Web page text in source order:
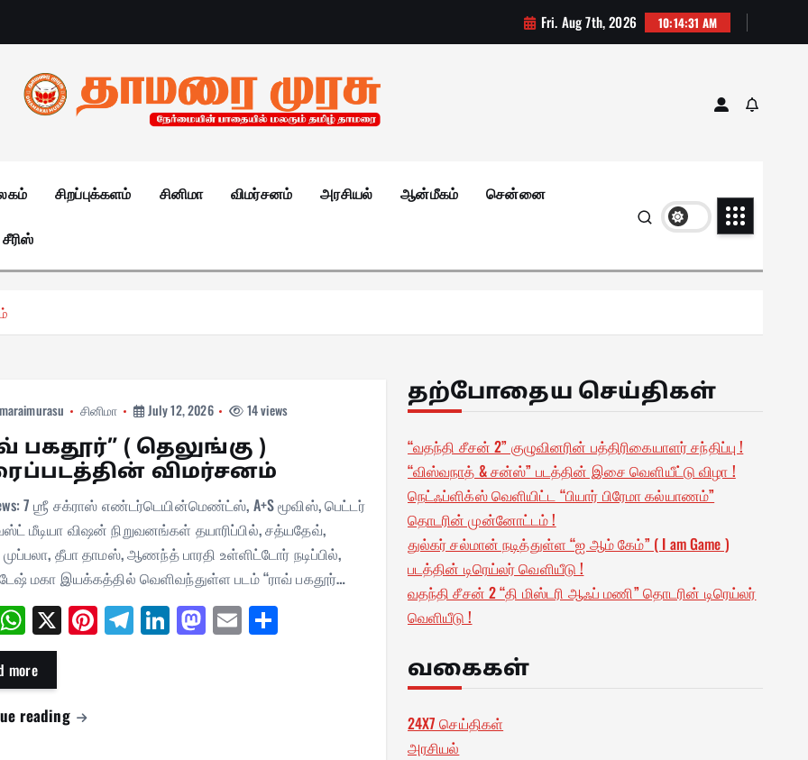
Fri. Aug 7th, 2026 10:14:33 AM
சிறப்புக்களம் சினிமா விமர்சனம் அரசியல் ஆன்மீகம் சென்னை
சினிமா July 12, 2026 14 views
பகதூர்” ( தெலுங்கு )
விமர்சனம்
7 ஶ்ரீ சக்ராஸ் எண்டர்டெயின்மெண்ட்ஸ், A+S மூவிஸ், பெட்டர்
மீடியா விஷன் நிறுவனங்கள் தயாரிப்பில், சத்யதேவ்,
தீபா தாமஸ், ஆணந்த் பாரதி உள்ளிட்டோர் நடிப்பில்,
மகா இயக்கத்தில் வெளிவந்துள்ள படம் “ராவ் பகதூர்…
W
ha
ts
A
pp
X Pi
nt
Te
le
Li
nk
M
as
E
m
more
reading
தற்போதைய செய்திகள்
“வதந்தி சீசன் 2” குழுவினரின் பத்திரிகையாளர் சந்திப்பு !
“விஸ்வநாத் & சன்ஸ்” படத்தின் இசை வெளியீட்டு விழா !
நெட்ஃப்ளிக்ஸ் வெளியிட்ட “பியார் பிரேமா கல்யாணம்”
தொடரின் முன்னோட்டம் !
துல்கர் சல்மான் நடித்துள்ள “ஐ ஆம் கேம்” ( I am Game )
படத்தின் டிரெய்லர் வெளியீடு !
வதந்தி சீசன் 2 “தி மிஸ்டரி ஆஃப் மணி” தொடரின் டிரெய்லர்
வெளியீடு !
வகைகள்
24X7 செய்திகள்
அரசியல்